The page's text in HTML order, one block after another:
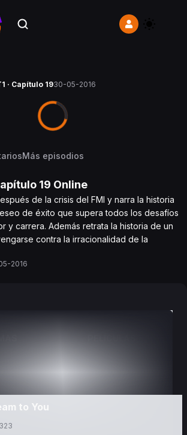
· Capítulo 1930-05-2016
Más episodios
19 Online
de la crisis del FMI y narra la historia
de éxito que supera todos los desafíos
y carrera. Además retrata la historia de un
contra la irracionalidad de la
2016
to You